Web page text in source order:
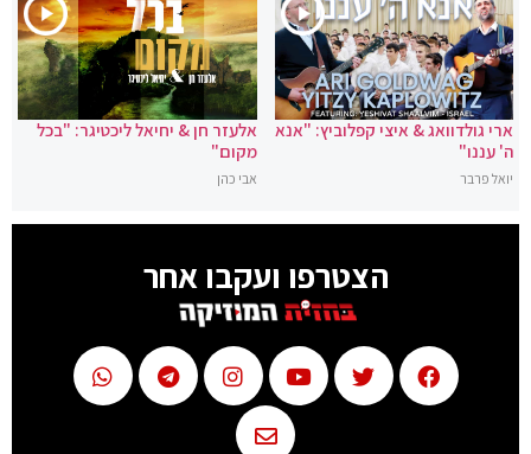
ארי גולדוואג & איצי קפלוביץ: "אנא
ה' עננו"
יואל פרבר
אלעזר חן & יחיאל ליכטיגר: "בכל
מקום"
אבי כהן
הצטרפו ועקבו אחר